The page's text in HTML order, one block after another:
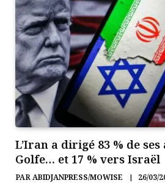
L’Iran a dirigé 83 % de
Golfe… et 17 % vers Israël
PARABIDJANPRESS/MOWISE 26/03/